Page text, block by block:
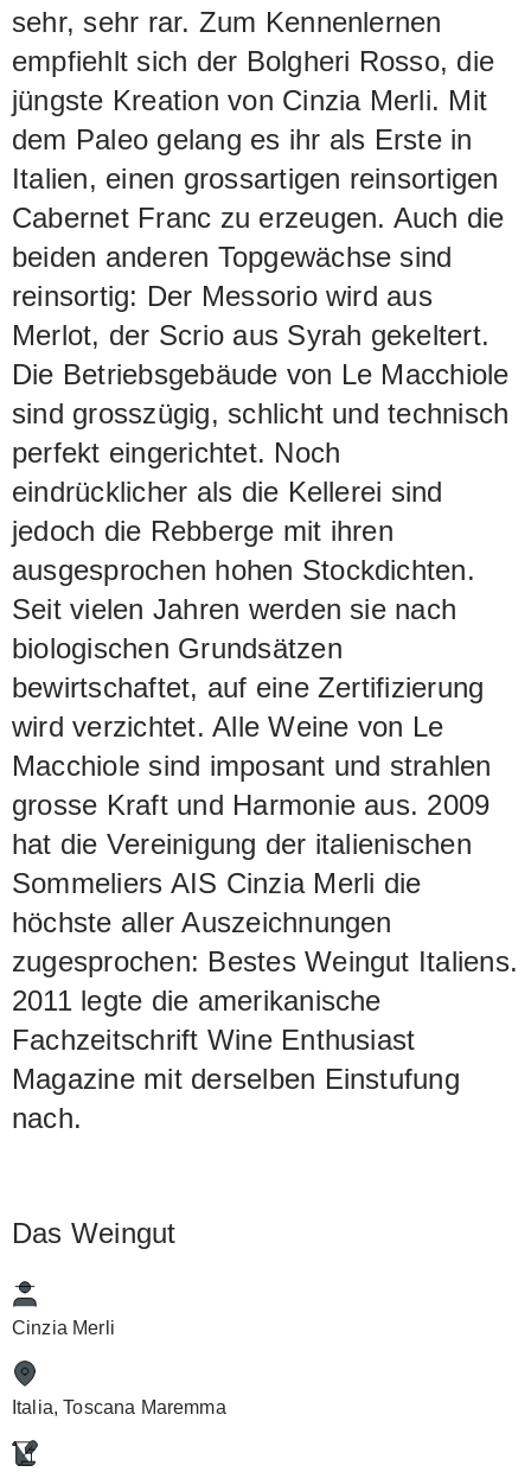
sehr, sehr rar. Zum Kennenlernen
empfiehlt sich der Bolgheri Rosso, die
jüngste Kreation von Cinzia Merli. Mit
dem Paleo gelang es ihr als Erste in
Italien, einen grossartigen reinsortigen
Cabernet Franc zu erzeugen. Auch die
beiden anderen Topgewächse sind
reinsortig: Der Messorio wird aus
Merlot, der Scrio aus Syrah gekeltert.
Die Betriebsgebäude von Le Macchiole
sind grosszügig, schlicht und technisch
perfekt eingerichtet. Noch
eindrücklicher als die Kellerei sind
jedoch die Rebberge mit ihren
ausgesprochen hohen Stockdichten.
Seit vielen Jahren werden sie nach
biologischen Grundsätzen
bewirtschaftet, auf eine Zertifizierung
wird verzichtet. Alle Weine von Le
Macchiole sind imposant und strahlen
grosse Kraft und Harmonie aus. 2009
hat die Vereinigung der italienischen
Sommeliers AIS Cinzia Merli die
höchste aller Auszeichnungen
zugesprochen: Bestes Weingut Italiens.
2011 legte die amerikanische
Fachzeitschrift Wine Enthusiast
Magazine mit derselben Einstufung
nach.
Das Weingut
Cinzia Merli
Italia, Toscana Maremma